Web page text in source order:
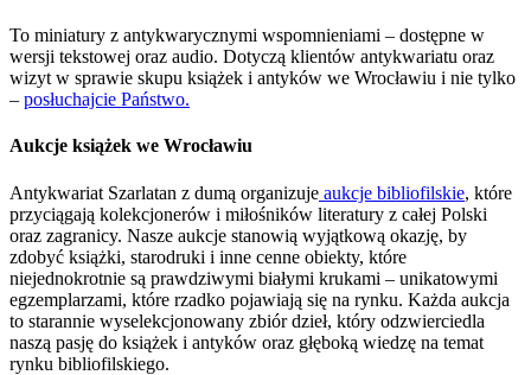
To miniatury z antykwarycznymi wspomnieniami – dostępne w
wersji tekstowej oraz audio. Dotyczą klientów antykwariatu oraz
wizyt w sprawie skupu książek i antyków we Wrocławiu i nie tylko
– posłuchajcie Państwo.
Aukcje książek we Wrocławiu
Antykwariat Szarlatan z dumą organizuje aukcje bibliofilskie, które
przyciągają kolekcjonerów i miłośników literatury z całej Polski
oraz zagranicy. Nasze aukcje stanowią wyjątkową okazję, by
zdobyć książki, starodruki i inne cenne obiekty, które
niejednokrotnie są prawdziwymi białymi krukami – unikatowymi
egzemplarzami, które rzadko pojawiają się na rynku. Każda aukcja
to starannie wyselekcjonowany zbiór dzieł, który odzwierciedla
naszą pasję do książek i antyków oraz głęboką wiedzę na temat
rynku bibliofilskiego.